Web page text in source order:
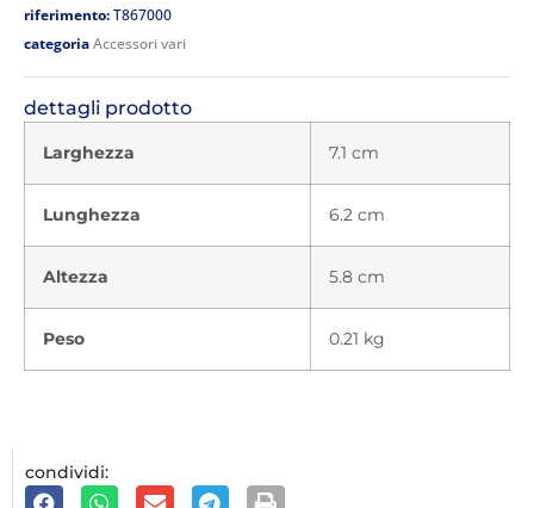
riferimento:T867000
categoriaAccessori vari
dettagli prodotto
Larghezza 7.1 cm
Lunghezza 6.2 cm
Altezza 5.8 cm
Peso 0.21 kg
condividi: